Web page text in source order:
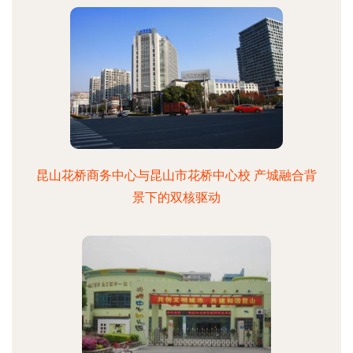
昆山花桥商务中心与昆山市花桥中心校 产城融合背
景下的双核驱动